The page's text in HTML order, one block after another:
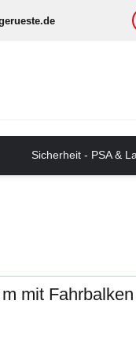
Sicherheit - PSA &
mit